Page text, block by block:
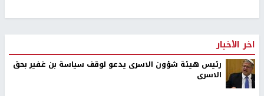
اخر الأخبار
رئيس هيئة شؤون الاسرى يدعو لوقف سياسة بن غفير بحق
الاسرى